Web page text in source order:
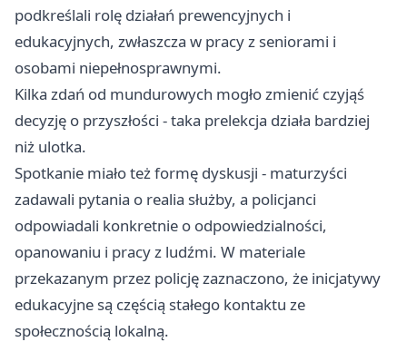
podkreślali rolę działań prewencyjnych i
edukacyjnych, zwłaszcza w pracy z seniorami i
osobami niepełnosprawnymi.
Kilka zdań od mundurowych mogło zmienić czyjąś
decyzję o przyszłości - taka prelekcja działa bardziej
niż ulotka.
Spotkanie miało też formę dyskusji - maturzyści
zadawali pytania o realia służby, a policjanci
odpowiadali konkretnie o odpowiedzialności,
opanowaniu i pracy z ludźmi. W materiale
przekazanym przez policję zaznaczono, że inicjatywy
edukacyjne są częścią stałego kontaktu ze
społecznością lokalną.